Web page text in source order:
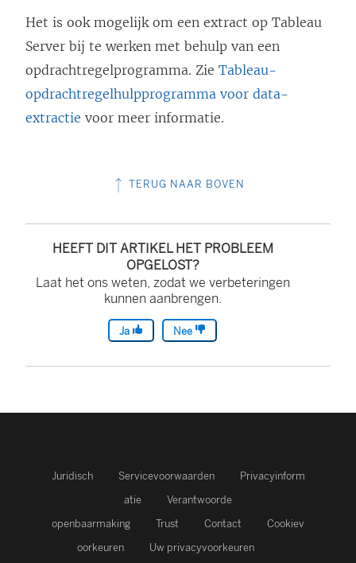
Het is ook mogelijk om een extract op Tableau
Server bij te werken met behulp van een
opdrachtregelprogramma. Zie Tableau-
opdrachtregelhulpprogramma voor data-
extractie voor meer informatie.
TERUG NAAR BOVEN
HEEFT DIT ARTIKEL HET PROBLEEM
OPGELOST?
Laat het ons weten, zodat we verbeteringen
kunnen aanbrengen.
Ja Nee
Juridisch Servicevoorwaarden
Privacyinform
atie
Verantwoorde
openbaarmaking
Trust Contact
Cookiev
oorkeuren
Uw privacyvoorkeuren